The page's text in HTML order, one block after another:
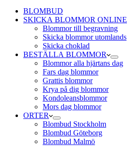
BLOMBUD
SKICKA BLOMMOR ONLINE
Blommor till begravning
Skicka blommor utomlands
Skicka choklad
BESTÄLLA BLOMMOR
Blommor alla hjärtans dag
Fars dag blommor
Grattis blommor
Krya på dig blommor
Kondoleansblommor
Mors dag blommor
ORTER
Blombud Stockholm
Blombud Göteborg
Blombud Malmö